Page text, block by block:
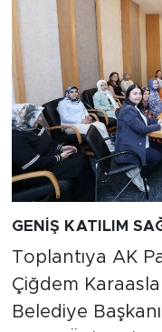
GENİŞ KATILIM
Toplantıya AK
Çiğdem
Belediye